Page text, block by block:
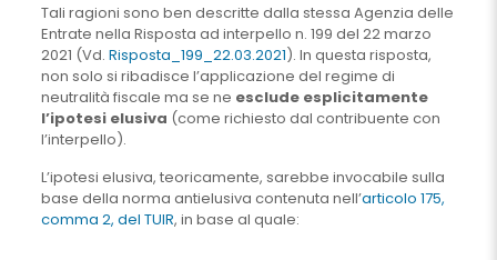
Tali ragioni sono ben descritte dalla stessa Agenzia delle
Entrate nella Risposta ad interpello n. 199 del 22 marzo
2021 (Vd. Risposta_199_22.03.2021). In questa risposta,
non solo si ribadisce l’applicazione del regime di
neutralità fiscale ma se ne esclude esplicitamente
l’ipotesi elusiva (come richiesto dal contribuente con
l’interpello).
L’ipotesi elusiva, teoricamente, sarebbe invocabile sulla
base della norma antielusiva contenuta nell’articolo 175,
comma 2, del TUIR, in base al quale: